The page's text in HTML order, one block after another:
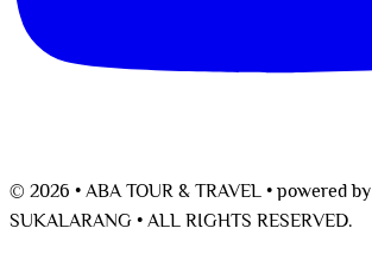
© 2026 • ABA TOUR & TRAVEL •powered by
SUKALARANG •ALL RIGHTS RESERVED.